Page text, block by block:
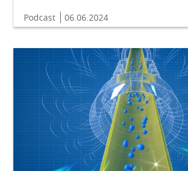
Podcast 06.06.2024